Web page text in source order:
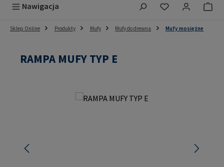
Nawigacja Masz 0
Sklep Online Produkty Mufy Mufy do drewna Mufy mosiężne
RAMPA MUFY TYP E
Pomiń galerię zdjęć